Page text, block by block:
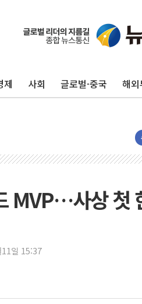
제 사회 글로벌·중국 해
MVP…사상 첫
일 15:37